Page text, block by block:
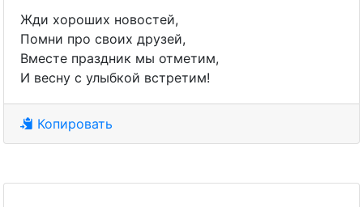
Жди хороших новостей,
Помни про своих друзей,
Вместе праздник мы отметим,
И весну с улыбкой встретим!
Копировать